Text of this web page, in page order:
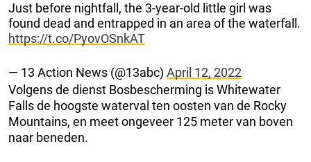
Just before nightfall, the 3-year-old little girl was
found dead and entrapped in an area of the waterfall.
https://t.co/PyovOSnkAT
— 13 Action News (@13abc) April 12, 2022
Volgens de dienst Bosbescherming is Whitewater
Falls de hoogste waterval ten oosten van de Rocky
Mountains, en meet ongeveer 125 meter van boven
naar beneden.